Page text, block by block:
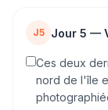
J5 Jour 5 —
Ces deux
nord de l'île